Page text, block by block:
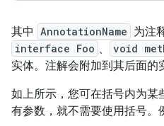
其中 AnnotationName 为注
interface Foo 、 void
实体。注解会附加到其后面的
如上所示，您可在括号内为
有参数，就不需要使用括号。